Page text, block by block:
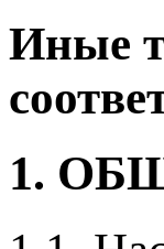
Иные
1.